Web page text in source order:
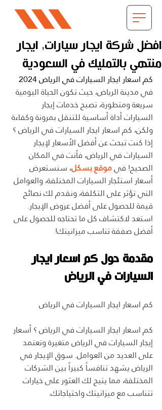
افضل شركة ايجار سيارات, ايجار
منتهي بالتمليك في السعودية
كم اسعار ايجار السيارات في الرياض 2024
في مدينة الرياض، حيث تكون الحياة اليومية
سريعة ومتطورة، تصبح خدمات إيجار
السيارات أداة أساسية للتنقل بمرونة وكفاءة
ولكن، كم اسعار ايجار السيارات في الرياض ؟
إذا كنت تبحث عن أفضل الأسعار لإيجار
السيارات في الرياض، فأنت في المكان
الصحيح! فيموقع بسكل، سنستعرض
أسعار استئجار السيارات المختلفة، والعوامل
التي تؤثر على التكلفة، ونقدم لك نصائح
قيمة للحصول على أفضل عروض الإيجار.
استعد لاكتشاف كل ما تحتاجه للحصول على
أفضل صفقة تناسب ميزانيتك!
مقدمة حول كم اسعار ايجار
السيارات في الرياض
كم اسعار ايجار السيارات في الرياض
كم اسعار ايجار السيارات في الرياض ؟ أسعار
إيجار السيارات في الرياض متغيرة وتعتمد
على العديد من العوامل. سوق الإيجار في
الرياض يشهد تنافساً كبيراً بين الشركات
المختلفة، مما يتيح لك العثور على خيارات
تتناسب مع ميزانيتك واحتياجاتك.